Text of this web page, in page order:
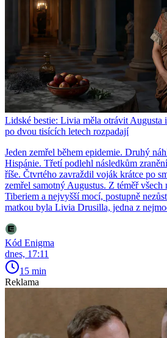
Lidské bestie: Livia měla otrávit Augusta
po dvou tisících letech rozpadají
Jeden zemřel během epidemie. Druhý
Hispánie. Třetí podlehl následkům
říše. Čtvrtého zavraždil voják krátce po
zemřel samotný Augustus. Z téměř všech
Tiberiem a nejvyšší mocí, postupně
matkou byla Livia Drusilla, jedna z
Kód Enigma
dnes, 17:11
15 min
Reklama